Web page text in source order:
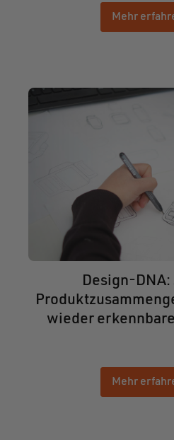
Mehr
Design-
wieder
Mehr